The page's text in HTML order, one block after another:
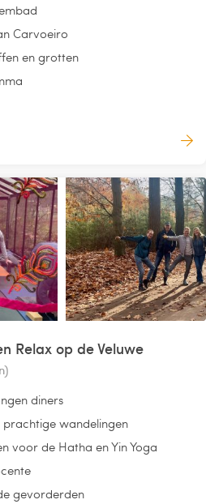
Carvoeiro
en grotten
Relax op de Veluwe
diners
wandelingen
voor de Hatha en Yin Yoga
gevorderden